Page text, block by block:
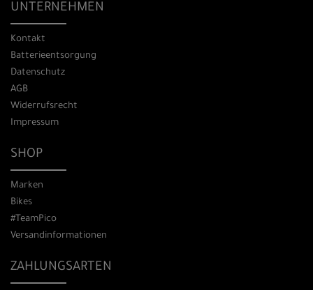
UNTERNEHMEN
Kontakt
Batterieentsorgung
Datenschutz
AGB
Widerrufsrecht
Impressum
SHOP
Marken
Bikes
#TeamPico
Versandinformationen
ZAHLUNGSARTEN